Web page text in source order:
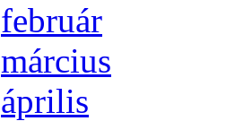
feb­ru­ár
már­ci­us
áp­ri­lis